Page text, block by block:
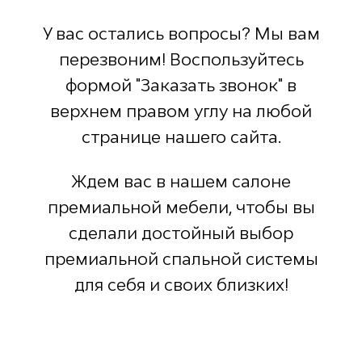
У вас остались вопросы? Мы вам
перезвоним! Воспользуйтесь
формой "Заказать звонок" в
верхнем правом углу на любой
странице нашего сайта.
Ждем вас в нашем салоне
премиальной мебели, чтобы вы
сделали достойный выбор
премиальной спальной системы
для себя и своих близких!